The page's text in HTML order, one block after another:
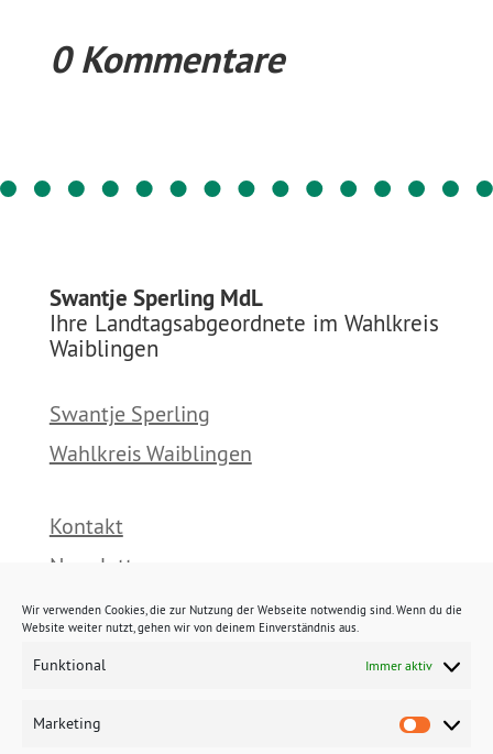
Wir verwenden Cookies, die zur Nutzung der Webseite notwendig sind. Wenn du die
Website weiter nutzt, gehen wir von deinem Einverständnis aus.
Funktional Immer aktiv
Marketing
0 Kommentare
Swantje Sperling MdL
Ihre Landtagsabgeordnete im Wahlkreis
Waiblingen
Swantje Sperling
Wahlkreis Waiblingen
Kontakt
Newsletter
Presse
Impressum
Datenschutz